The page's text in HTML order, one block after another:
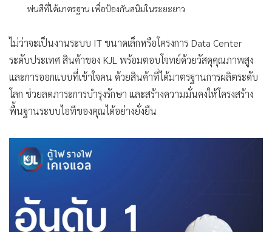
พ่นสีที่ได้มาตรฐาน เพื่อป้องกันสนิมในระยะยาว
ไม่ว่าจะเป็นงานระบบ IT ขนาดเล็กหรือโครงการ Data Center
ระดับประเทศ สินค้าของ KJL พร้อมตอบโจทย์ด้วยวัสดุคุณภาพสูง
และการออกแบบที่เข้าใจคน ด้วยสินค้าที่ได้มาตรฐานการผลิตระดับ
โลก ช่วยลดภาระการบำรุงรักษา และสร้างความมั่นคงให้โครงสร้าง
พื้นฐานระบบไอทีของคุณได้อย่างยั่งยืน